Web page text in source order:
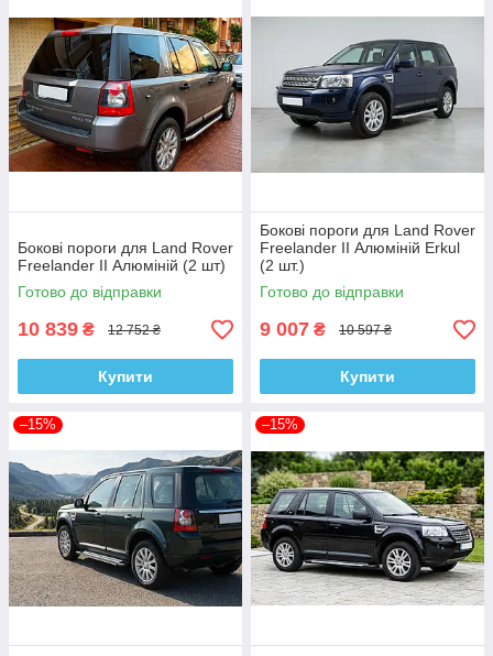
Бокові пороги для Land Rover
Freelander II Алюміній (2 шт)
Готово до відправки
10 839 ₴ 12 752 ₴
Купити
Бокові пороги для Land Rover
Freelander II Алюміній Erkul
(2 шт.)
Готово до відправки
9 007 ₴ 10 597 ₴
Купити
–15% –15%